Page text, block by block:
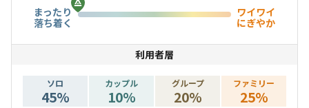
スポットも豊富です。
自然の中で、喧騒を離れた“本気のキャンプ”をぜひお楽し
みください。
まったり
落ち着く
ワイワイ
にぎやか
利用者層
ソロ
45%
カップル
10%
グループ
20%
ファミリー
25%